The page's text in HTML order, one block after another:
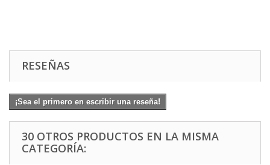
RESEÑAS
¡Sea el primero en escribir una reseña!
30 OTROS PRODUCTOS EN LA MISMA
CATEGORÍA: